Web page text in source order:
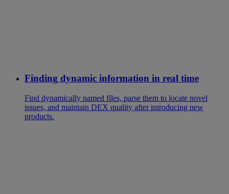
Finding dynamic information in real time
Find dynamically named files, parse them to locate novel
issues, and maintain DEX quality after introducing new
products.